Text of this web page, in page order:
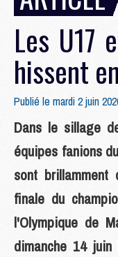
Les U17
hissent
Publié le mardi 2 juin
Dans le sillage
équipes fanions
sont
finale du
l'Olympique de
dimanche 14